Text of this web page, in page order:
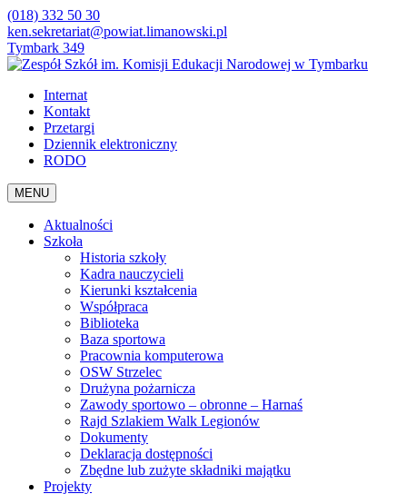
(018) 332 50 30
ken.sekretariat@powiat.limanowski.pl
Tymbark 349
Internat
Kontakt
Przetargi
Dziennik elektroniczny
RODO
MENU
Aktualności
Szkoła
Historia szkoły
Kadra nauczycieli
Kierunki kształcenia
Współpraca
Biblioteka
Baza sportowa
Pracownia komputerowa
OSW Strzelec
Drużyna pożarnicza
Zawody sportowo – obronne – Harnaś
Rajd Szlakiem Walk Legionów
Dokumenty
Deklaracja dostępności
Zbędne lub zużyte składniki majątku
Projekty